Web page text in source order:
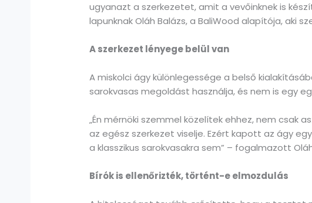
ugyanazt a szerkezetet, amit a vevőinknek is
lapunknak Oláh Balázs, a BaliWood alapítója, aki
A szerkezet lényege belül van
A miskolci ágy különlegessége a belső
sarokvasas megoldást használja, és nem is egy
„Én mérnöki szemmel közelítek ehhez, nem csak
az egész szerkezet viselje. Ezért kapott az ágy
a klasszikus sarokvasakra sem” – fogalmazott
Bírók is ellenőrizték, történt-e elmozdulás